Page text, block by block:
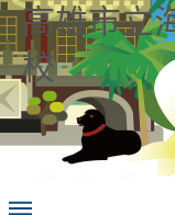
高雄市立
校